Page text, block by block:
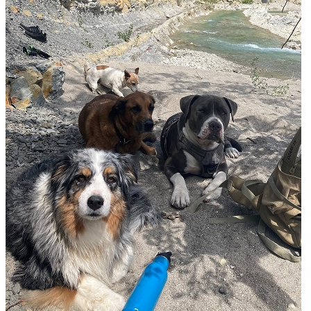
nombreux avis clients, ce professionnel a su gagner la
confiance des propriétaires de chiens de la région.
Prenez contact pour discuter de vos besoins et
organiser la garde de votre chien. Les jardins de Nädä
est un professionnel du service canin situé à Nice. Noté
5/5 ⭐⭐⭐⭐⭐ sur Google Maps avec 76 avis.